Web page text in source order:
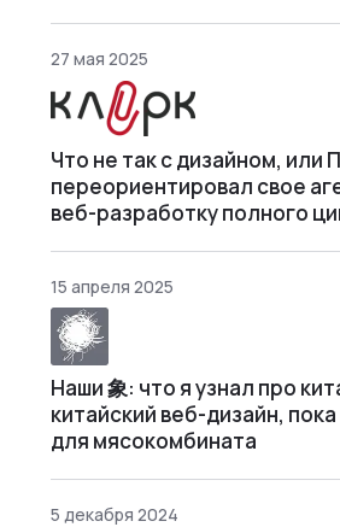
27 мая 2025
Что не так с дизайном, или
переориентировал свое
веб-разработку полного
15 апреля 2025
Наши 象: что я узнал про
китайский веб-дизайн,
для мясокомбината
5 декабря 2024